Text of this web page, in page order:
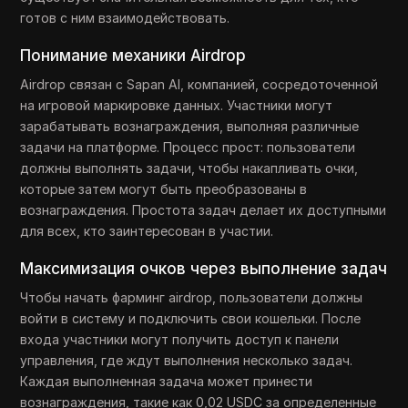
готов с ним взаимодействовать.
Понимание механики Airdrop
Airdrop связан с Sapan AI, компанией, сосредоточенной
на игровой маркировке данных. Участники могут
зарабатывать вознаграждения, выполняя различные
задачи на платформе. Процесс прост: пользователи
должны выполнять задачи, чтобы накапливать очки,
которые затем могут быть преобразованы в
вознаграждения. Простота задач делает их доступными
для всех, кто заинтересован в участии.
Максимизация очков через выполнение задач
Чтобы начать фарминг airdrop, пользователи должны
войти в систему и подключить свои кошельки. После
входа участники могут получить доступ к панели
управления, где ждут выполнения несколько задач.
Каждая выполненная задача может принести
вознаграждения, такие как 0,02 USDC за определенные